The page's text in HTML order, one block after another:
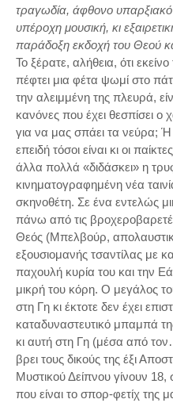
τραγωδία, άφθονο
υπέροχη μουσική, κι
παράδοξη εκδοχή του Θεού
Το ξέρατε, αλήθεια, ότι
πέφτει μια φέτα ψωμί στο
την αλειμμένη της πλευρά,
κανόνες που έχει θεσπίσει
για να μας σπάει τα νεύρα; Ή
επειδή τόσοι είναι κι οι
άλλα πολλά «διδάσκει» η
κινηματογραφημένη νέα
σκηνοθέτη. Σε ένα εντελώς
πάνω από τις
Θεός (Μπελβούρ,
εξουσιομανής τσαντίλας με
παχουλή κυρία του και την
μικρή του κόρη. Ο μεγάλος
στη Γη κι έκτοτε δεν έχει
καταδυναστευτικό μπαμπά
κι αυτή στη Γη (μέσα από
βρει τους δικούς της έξι
Μυστικού Δείπνου γίνουν
που είναι το σπορ-φετίχ της